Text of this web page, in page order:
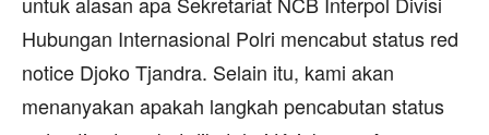
Hubungan Internasional Polri mencabut status red
notice Djoko Tjandra. Selain itu, kami akan
menanyakan apakah langkah pencabutan status